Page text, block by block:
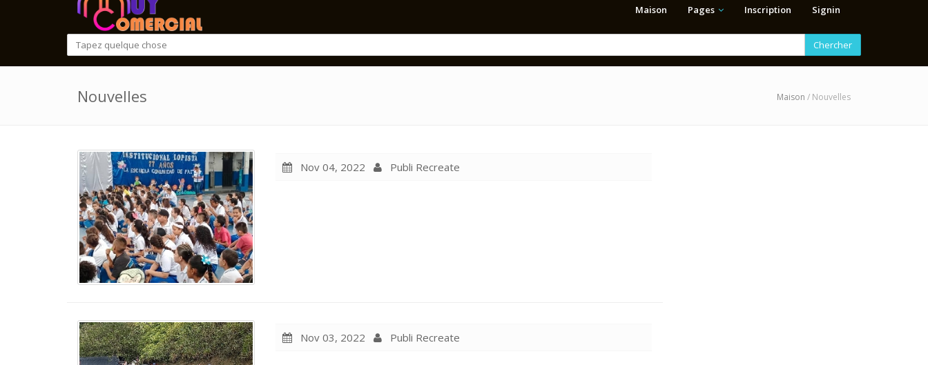
Maison Pages Inscription Signin
Chercher
Nouvelles Maison / Nouvelles
Nov 04, 2022 Publi Recreate
Nov 03, 2022 Publi Recreate